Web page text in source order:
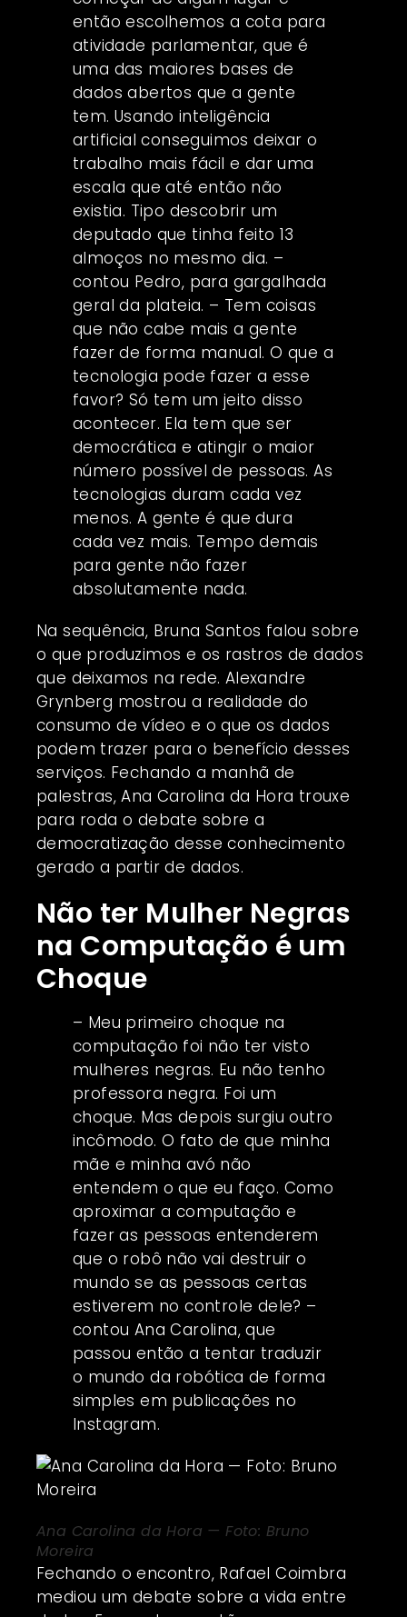
então escolhemos a cota para
atividade parlamentar, que é
uma das maiores bases de
dados abertos que a gente
tem. Usando inteligência
artificial conseguimos deixar o
trabalho mais fácil e dar uma
escala que até então não
existia. Tipo descobrir um
deputado que tinha feito 13
almoços no mesmo dia. –
contou Pedro, para gargalhada
geral da plateia. – Tem coisas
que não cabe mais a gente
fazer de forma manual. O que a
tecnologia pode fazer a esse
favor? Só tem um jeito disso
acontecer. Ela tem que ser
democrática e atingir o maior
número possível de pessoas. As
tecnologias duram cada vez
menos. A gente é que dura
cada vez mais. Tempo demais
para gente não fazer
absolutamente nada.
Na sequência, Bruna Santos falou sobre
o que produzimos e os rastros de dados
que deixamos na rede. Alexandre
Grynberg mostrou a realidade do
consumo de vídeo e o que os dados
podem trazer para o benefício desses
serviços. Fechando a manhã de
palestras, Ana Carolina da Hora trouxe
para roda o debate sobre a
democratização desse conhecimento
gerado a partir de dados.
Não ter Mulher Negras
na Computação é um
Choque
– Meu primeiro choque na
computação foi não ter visto
mulheres negras. Eu não tenho
professora negra. Foi um
choque. Mas depois surgiu outro
incômodo. O fato de que minha
mãe e minha avó não
entendem o que eu faço. Como
aproximar a computação e
fazer as pessoas entenderem
que o robô não vai destruir o
mundo se as pessoas certas
estiverem no controle dele? –
contou Ana Carolina, que
passou então a tentar traduzir
o mundo da robótica de forma
simples em publicações no
Instagram.
Ana Carolina da Hora — Foto: Bruno
Moreira
Fechando o encontro, Rafael Coimbra
mediou um debate sobre a vida entre